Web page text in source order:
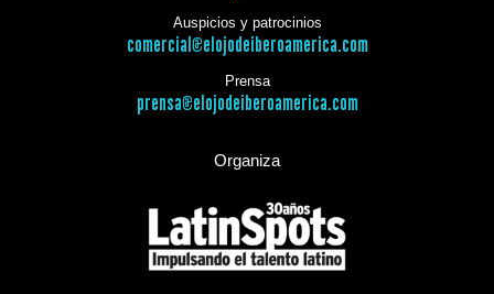
Auspicios y patrocinios
comercial@elojodeiberoamerica.com
Prensa
prensa@elojodeiberoamerica.com
Organiza